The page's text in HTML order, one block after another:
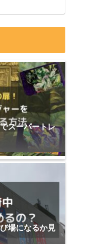
スーパートレ
場になるか見